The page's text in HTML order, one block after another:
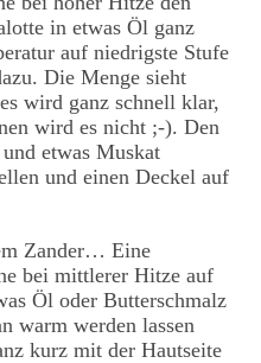
in etwas Öl ganz
auf niedrigste Stufe
Die Menge sieht
wird ganz schnell klar,
wird es nicht ;-). Den
etwas Muskat
und einen Deckel auf
Zander… Eine
bei mittlerer Hitze auf
Öl oder Butterschmalz
warm werden lassen
kurz mit der Hautseite